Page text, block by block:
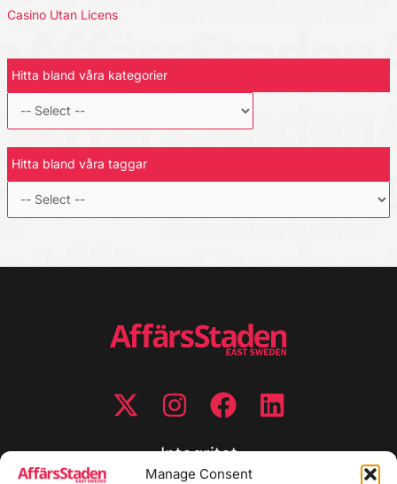
Manage Consent
Casino Utan Licens
Hitta bland våra kategorier
Hitta bland våra taggar
Integritet